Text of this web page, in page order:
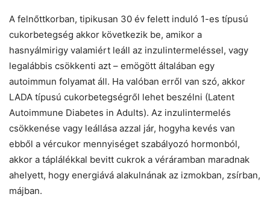
A felnőttkorban, tipikusan 30 év felett induló 1-es típusú
cukorbetegség akkor következik be, amikor a
hasnyálmirigy valamiért leáll az inzulintermeléssel, vagy
legalábbis csökkenti azt – emögött általában egy
autoimmun folyamat áll. Ha valóban erről van szó, akkor
LADA típusú cukorbetegségről lehet beszélni (Latent
Autoimmune Diabetes in Adults). Az inzulintermelés
csökkenése vagy leállása azzal jár, hogyha kevés van
ebből a vércukor mennyiséget szabályozó hormonból,
akkor a táplálékkal bevitt cukrok a véráramban maradnak
ahelyett, hogy energiává alakulnának az izmokban, zsírban,
májban.